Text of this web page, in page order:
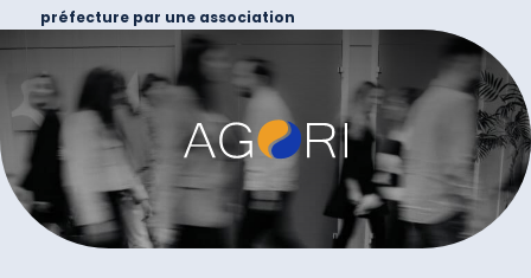
préfecture par une association